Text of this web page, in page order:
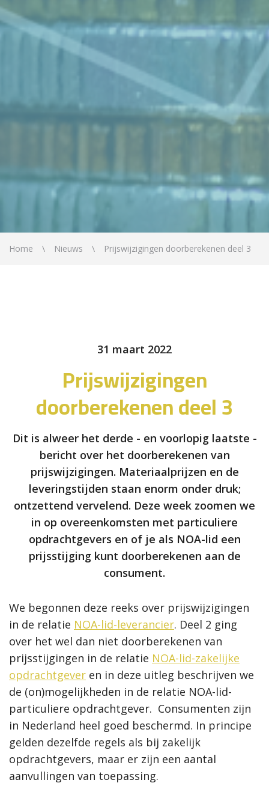
Home Nieuws Prijswijzigingen doorberekenen deel 3
31 maart 2022
Prijswijzigingen
doorberekenen deel 3
Dit is alweer het derde - en voorlopig laatste -
bericht over het doorberekenen van
prijswijzigingen. Materiaalprijzen en de
leveringstijden staan enorm onder druk;
ontzettend vervelend. Deze week zoomen we
in op overeenkomsten met particuliere
opdrachtgevers en of je als NOA-lid een
prijsstijging kunt doorberekenen aan de
consument.
We begonnen deze reeks over prijswijzigingen
in de relatie NOA-lid-leverancier. Deel 2 ging
over het wel dan niet doorberekenen van
prijsstijgingen in de relatie NOA-lid-zakelijke
opdrachtgever en in deze uitleg beschrijven we
de (on)mogelijkheden in de relatie NOA-lid-
particuliere opdrachtgever. Consumenten zijn
in Nederland heel goed beschermd. In principe
gelden dezelfde regels als bij zakelijk
opdrachtgevers, maar er zijn een aantal
aanvullingen van toepassing.